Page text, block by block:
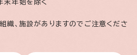
末年始を除く
織、施設がありますのでご注意くださ